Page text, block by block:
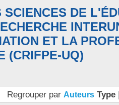
SCIENCES DE
ET LA
(CRIFPE-UQ)
Regrouper par Auteurs Type